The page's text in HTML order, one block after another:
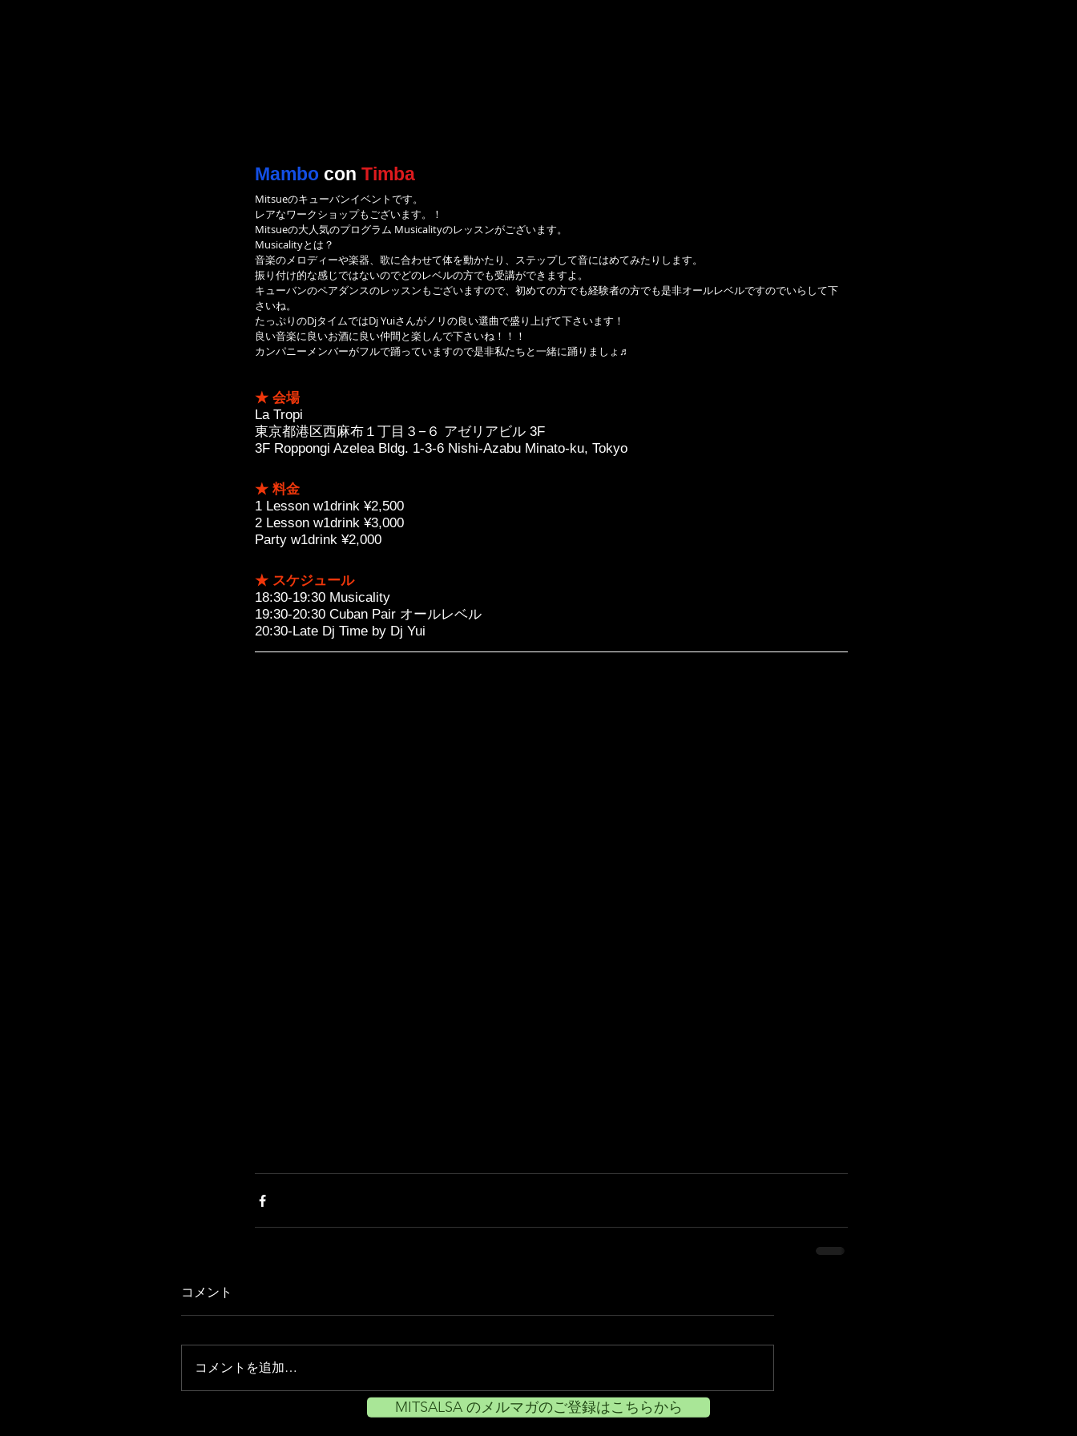
Mambo con Timba
Mitsueのキューバンイベントです。
レアなワークショップもございます。！
Mitsueの大人気のプログラム Musicalityのレッスンがございます。
Musicalityとは？
音楽のメロディーや楽器、歌に合わせて体を動かたり、ステップして音にはめてみたりします。
振り付け的な感じではないのでどのレベルの方でも受講ができますよ。
キューバンのペアダンスのレッスンもございますので、初めての方でも経験者の方でも是非オールレベルですのでいらして下
さいね。
たっぷりのDjタイムではDj Yuiさんがノリの良い選曲で盛り上げて下さいます！
良い音楽に良いお酒に良い仲間と楽しんで下さいね！！！
カンパニーメンバーがフルで踊っていますので是非私たちと一緒に踊りましょ♬
★ 会場
La Tropi
東京都港区西麻布１丁目３−６ アゼリアビル 3F
3F Roppongi Azelea Bldg. 1-3-6 Nishi-Azabu Minato-ku, Tokyo
★ 料金
1 Lesson w1drink ¥2,500
2 Lesson w1drink ¥3,000
Party w1drink ¥2,000
★ スケジュール
18:30-19:30 Musicality
19:30-20:30 Cuban Pair オールレベル
20:30-Late Dj Time by Dj Yui
コメント
コメントを追加…
MITSALSA のメルマガのご登録はこちらから